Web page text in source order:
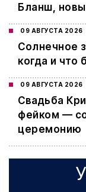
Бланш,
09 АВГУСТА 2026
Cолнечное
когда и что
09 АВГУСТА 2026
Свадьба
фейком —
церемонию